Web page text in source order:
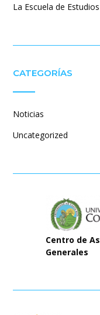
La Escuela de
CATEGORÍAS
Noticias
Uncategorized
Centro de
Generales